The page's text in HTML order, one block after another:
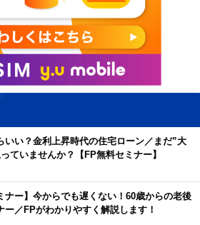
いい？金利上昇時代の住宅ローン／まだ”大
ていませんか？【FP無料セミナー】
ナー】今からでも遅くない！60歳からの老後
ー／FPがわかりやすく解説します！